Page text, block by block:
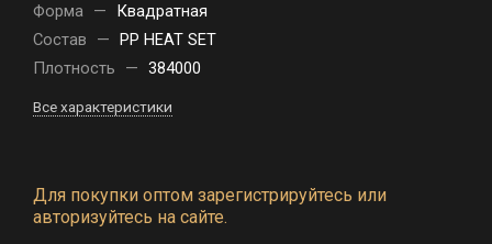
Форма —
Квадратная
Состав
— PP HEAT SET
Плотность
— 384000
Все характеристики
Для покупки оптом зарегистрируйтесь или
авторизуйтесь на сайте.